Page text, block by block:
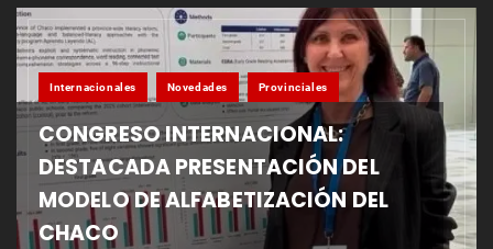
Internacionales Novedades Provinciales
CONGRESO INTERNACIONAL:
DESTACADA PRESENTACIÓN DEL
MODELO DE ALFABETIZACIÓN DEL
CHACO